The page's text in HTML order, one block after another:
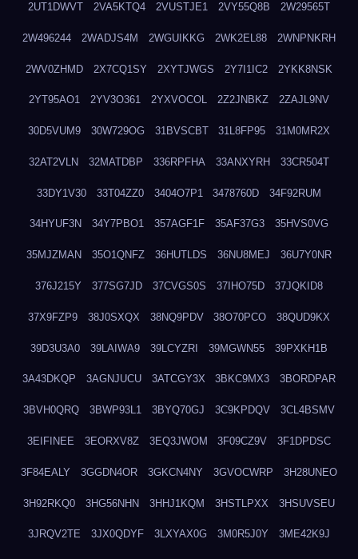
2UT1DWVT 2VA5KTQ4 2VUSTJE1 2VY55Q8B 2W29565T
2W496244 2WADJS4M 2WGUIKKG 2WK2EL88 2WNPNKRH
2WV0ZHMD 2X7CQ1SY 2XYTJWGS 2Y7I1IC2 2YKK8NSK
2YT95AO1 2YV3O361 2YXVOCOL 2Z2JNBKZ 2ZAJL9NV
30D5VUM9 30W729OG 31BVSCBT 31L8FP95 31M0MR2X
32AT2VLN 32MATDBP 336RPFHA 33ANXYRH 33CR504T
33DY1V30 33T04ZZ0 3404O7P1 3478760D 34F92RUM
34HYUF3N 34Y7PBO1 357AGF1F 35AF37G3 35HVS0VG
35MJZMAN 35O1QNFZ 36HUTLDS 36NU8MEJ 36U7Y0NR
376J215Y 377SG7JD 37CVGS0S 37IHO75D 37JQKID8
37X9FZP9 38J0SXQX 38NQ9PDV 38O70PCO 38QUD9KX
39D3U3A0 39LAIWA9 39LCYZRI 39MGWN55 39PXKH1B
3A43DKQP 3AGNJUCU 3ATCGY3X 3BKC9MX3 3BORDPAR
3BVH0QRQ 3BWP93L1 3BYQ70GJ 3C9KPDQV 3CL4BSMV
3EIFINEE 3EORXV8Z 3EQ3JWOM 3F09CZ9V 3F1DPDSC
3F84EALY 3GGDN4OR 3GKCN4NY 3GVOCWRP 3H28UNEO
3H92RKQ0 3HG56NHN 3HHJ1KQM 3HSTLPXX 3HSUVSEU
3JRQV2TE 3JX0QDYF 3LXYAX0G 3M0R5J0Y 3ME42K9J